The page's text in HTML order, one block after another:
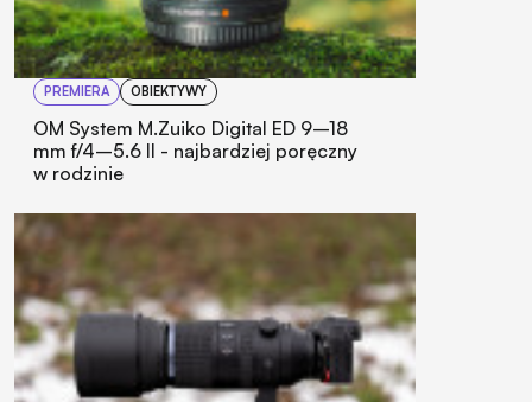
PREMIERA OBIEKTYWY
OM System M.Zuiko Digital ED 9–18
mm f/4–5.6 II - najbardziej poręczny
w rodzinie